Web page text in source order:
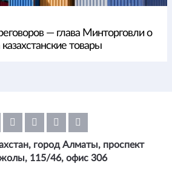
— глава Минторговли о
товары
город Алматы, проспект
115/46, офис 306